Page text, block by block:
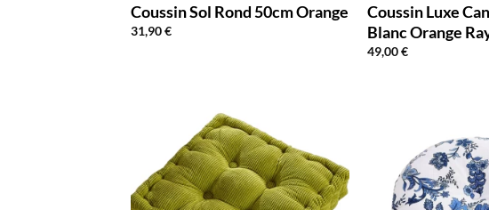
Coussin Sol Rond 50cm Orange
31,90€
Coussin Luxe
Blanc Orange
49,00€